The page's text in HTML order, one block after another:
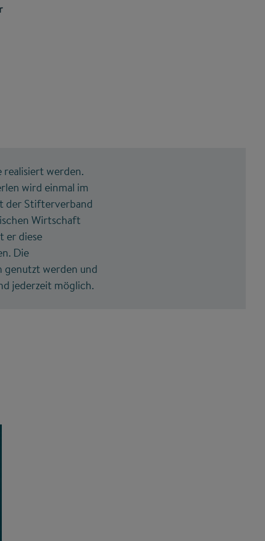
realisiert werden.
wird einmal im
der Stifterverband
Wirtschaft
er diese
Die
genutzt werden und
jederzeit möglich.